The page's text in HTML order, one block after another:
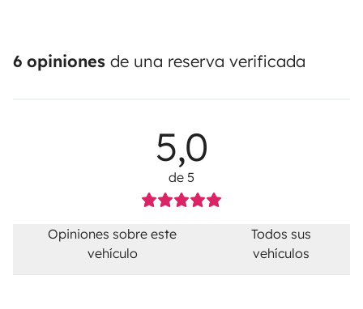
6 opiniones de una reserva verificada
5,0
de 5
Opiniones sobre este
vehículo
Todos sus
vehículos